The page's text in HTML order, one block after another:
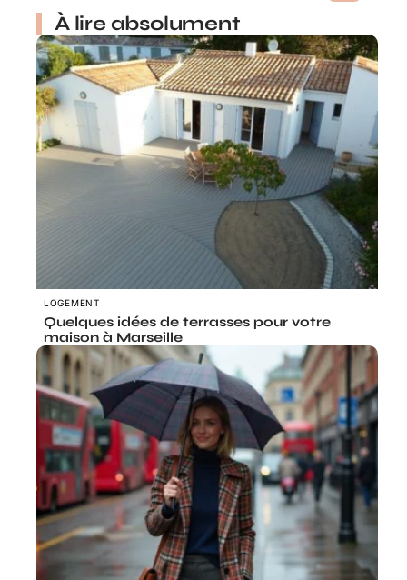
À lire absolument
LOGEMENT
Quelques idées de terrasses pour votre
maison à Marseille